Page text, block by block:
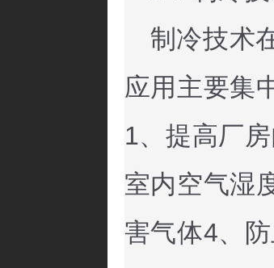
制冷技术
应用主要集
1、提高厂
室内空气湿
害气体4、